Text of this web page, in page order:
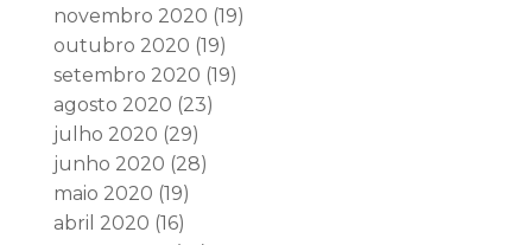
novembro 2020 (19)
outubro 2020 (19)
setembro 2020 (19)
agosto 2020 (23)
julho 2020 (29)
junho 2020 (28)
maio 2020 (19)
abril 2020 (16)